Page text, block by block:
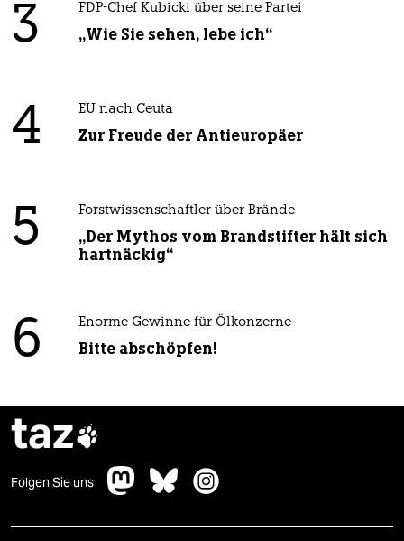
3 FDP-Chef Kubicki über seine Partei
„Wie Sie sehen, lebe ich“
4 EU nach Ceuta
Zur Freude der Antieuropäer
5 Forstwissenschaftler über Brände
„Der Mythos vom Brandstifter hält sich
hartnäckig“
6 Enorme Gewinne für Ölkonzerne
Bitte abschöpfen!
taz
Folgen Sie uns